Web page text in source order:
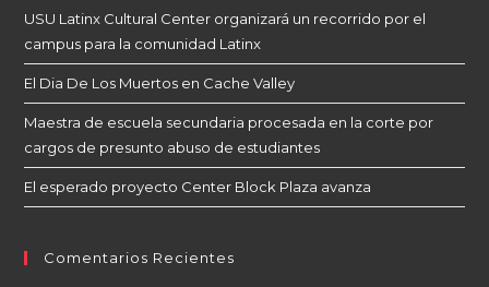
USU Latinx Cultural Center organizará un recorrido por el
campus para la comunidad Latinx
El Dia De Los Muertos en Cache Valley
Maestra de escuela secundaria procesada en la corte por
cargos de presunto abuso de estudiantes
El esperado proyecto Center Block Plaza avanza
Comentarios Recientes